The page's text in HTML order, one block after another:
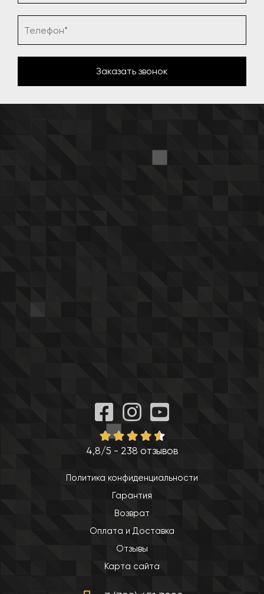
4,8/5 - 238 отзывов
Политика конфиденциальности
Гарантия
Возврат
Оплата и Доставка
Отзывы
Карта сайта